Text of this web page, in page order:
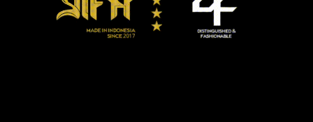
“Saya meneropong mereka-mereka pemegang gelar,
khususnya Jermell Charlo karena ia memegang semua
sabuk gelar [WBA, WBC, dan IBF kelas menengah ringan].